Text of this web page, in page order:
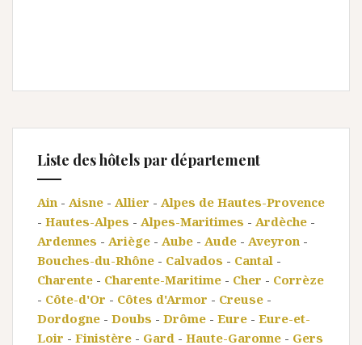
Liste des hôtels par département
Ain - Aisne - Allier - Alpes de Hautes-Provence
- Hautes-Alpes - Alpes-Maritimes - Ardèche -
Ardennes - Ariège - Aube - Aude - Aveyron -
Bouches-du-Rhône - Calvados - Cantal -
Charente - Charente-Maritime - Cher - Corrèze
- Côte-d'Or - Côtes d'Armor - Creuse -
Dordogne - Doubs - Drôme - Eure - Eure-et-
Loir - Finistère - Gard - Haute-Garonne - Gers